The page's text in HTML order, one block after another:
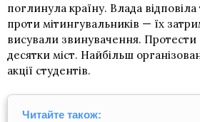
поглинула країну. Влада
проти мітингувальників — їх
висували звинувачення.
десятки міст. Найбільш
акції студентів.
Читайте також: